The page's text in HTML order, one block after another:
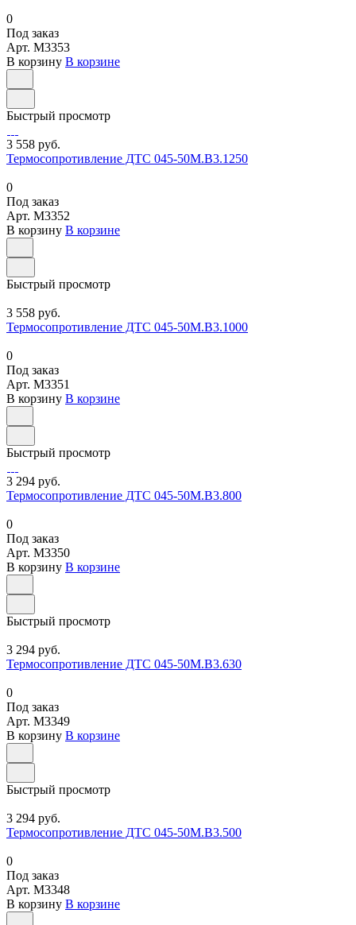
0
Под заказ
Арт. M3353
В корзину В корзине
Быстрый просмотр
3 558 руб.
Термосопротивление ДТС 045-50М.В3.1250
0
Под заказ
Арт. M3352
В корзину В корзине
Быстрый просмотр
3 558 руб.
Термосопротивление ДТС 045-50М.В3.1000
0
Под заказ
Арт. M3351
В корзину В корзине
Быстрый просмотр
3 294 руб.
Термосопротивление ДТС 045-50М.В3.800
0
Под заказ
Арт. M3350
В корзину В корзине
Быстрый просмотр
3 294 руб.
Термосопротивление ДТС 045-50М.В3.630
0
Под заказ
Арт. M3349
В корзину В корзине
Быстрый просмотр
3 294 руб.
Термосопротивление ДТС 045-50М.В3.500
0
Под заказ
Арт. M3348
В корзину В корзине